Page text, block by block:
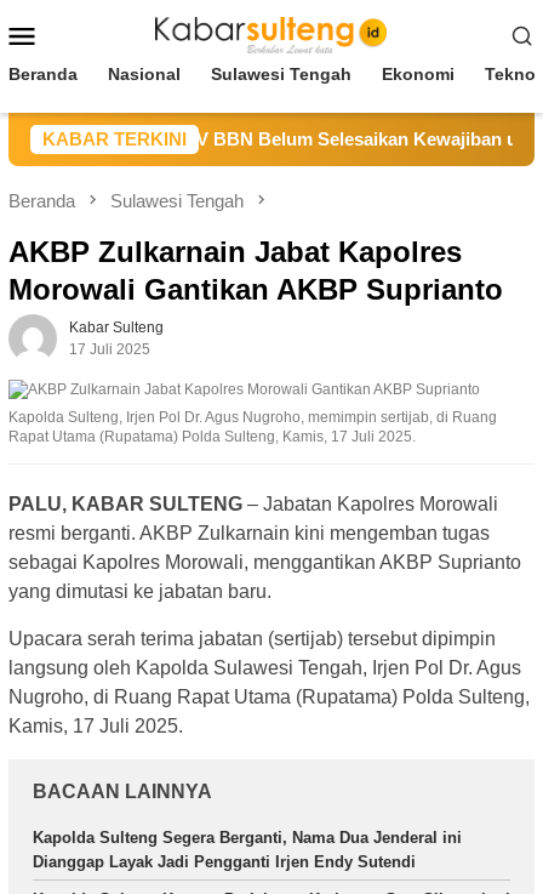
ke
Mobile
Beranda Nasional Sulawesi Tengah Ekonomi
KABAR TERKINI
Sebut CV BBN Belum Selesaikan Kewajiban untuk
Beranda Sulawesi Tengah
AKBP Zulkarnain Jabat Kapolres
Morowali Gantikan AKBP Suprianto
Kabar Sulteng
17 Juli 2025
Kapolda Sulteng, Irjen Pol Dr. Agus Nugroho, memimpin sertijab, di Ruang
Rapat Utama (Rupatama) Polda Sulteng, Kamis, 17 Juli 2025.
PALU, KABAR SULTENG – Jabatan Kapolres Morowali
resmi berganti. AKBP Zulkarnain kini mengemban tugas
sebagai Kapolres Morowali, menggantikan AKBP Suprianto
yang dimutasi ke jabatan baru.
Upacara serah terima jabatan (sertijab) tersebut dipimpin
langsung oleh Kapolda Sulawesi Tengah, Irjen Pol Dr. Agus
Nugroho, di Ruang Rapat Utama (Rupatama) Polda Sulteng,
Kamis, 17 Juli 2025.
BACAAN LAINNYA
Kapolda Sulteng Segera Berganti, Nama Dua Jenderal ini
Dianggap Layak Jadi Pengganti Irjen Endy Sutendi